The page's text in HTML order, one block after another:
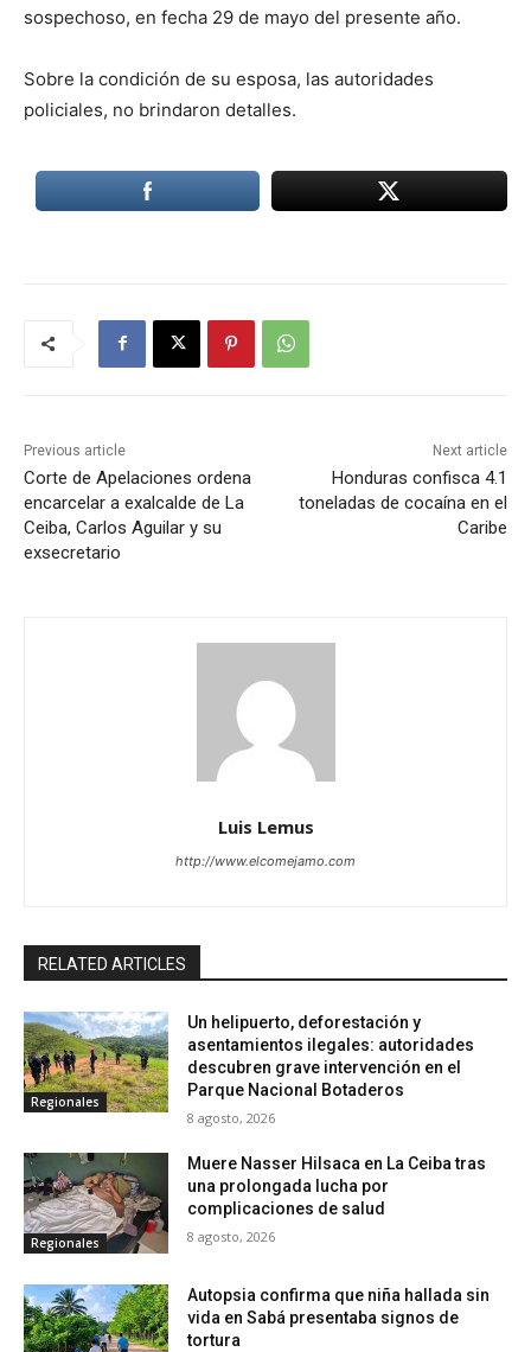
sospechoso, en fecha 29 de mayo del presente año.
Sobre la condición de su esposa, las autoridades
policiales, no brindaron detalles.
Previous article
Corte de Apelaciones ordena
encarcelar a exalcalde de La
Ceiba, Carlos Aguilar y su
exsecretario
Next article
Honduras confisca 4.1
toneladas de cocaína en el
Caribe
Luis Lemus
http://www.elcomejamo.com
RELATED ARTICLES
Regionales
Un helipuerto, deforestación y
asentamientos ilegales: autoridades
descubren grave intervención en el
Parque Nacional Botaderos
8 agosto, 2026
Regionales
Muere Nasser Hilsaca en La Ceiba tras
una prolongada lucha por
complicaciones de salud
8 agosto, 2026
Autopsia confirma que niña hallada sin
vida en Sabá presentaba signos de
tortura